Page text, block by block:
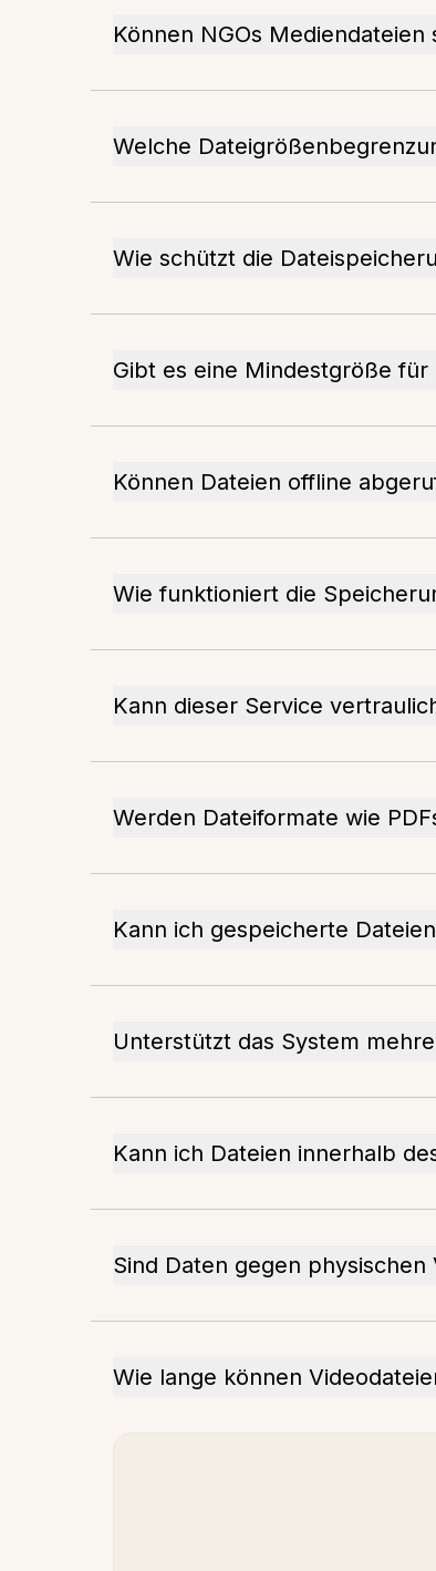
Können NGOs Mediendateien
Welche
Wie schützt die
Gibt es eine Mindestgröße für
Können Dateien offline
Wie funktioniert die
Kann dieser Service
Werden Dateiformate wie
Kann ich gespeicherte
Unterstützt das System
Kann ich Dateien innerhalb
Sind Daten gegen physischen
Wie lange können